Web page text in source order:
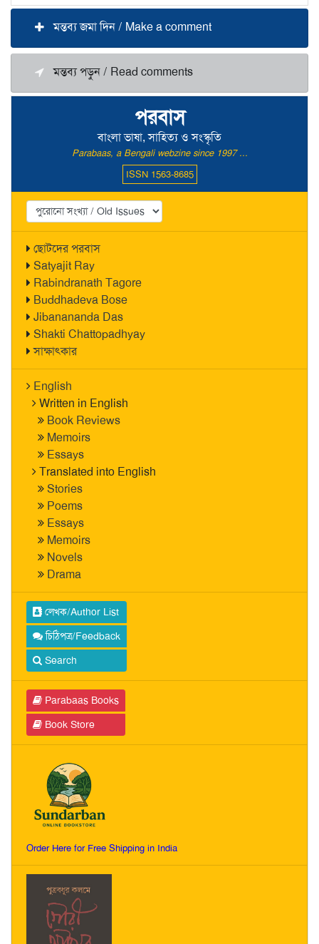
পরবাস
বাংলা ভাষা, সাহিত্য ও সংস্কৃতি
Parabaas, a Bengali webzine since 1997 ...
ISSN 1563-8685
ছোটদের পরবাস
Satyajit Ray
Rabindranath Tagore
Buddhadeva Bose
Jibanananda Das
Shakti Chattopadhyay
সাক্ষাৎকার
English
Written in English
Book Reviews
Memoirs
Essays
Translated into English
Stories
Poems
Essays
Memoirs
Novels
Drama
লেখক/Author List
চিঠিপত্র/Feedback
Search
Parabaas Books
Book Store
Order Here for Free Shipping in India
মন্তব্য জমা দিন / Make a comment
মন্তব্য পড়ুন / Read comments